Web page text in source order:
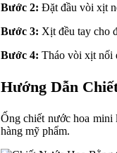
Bước 2: Đặt đầu vòi xịt
Bước 3: Xịt đều tay cho
Bước 4: Tháo vòi xịt nối
Hướng Dẫn
Ống chiết nước hoa mini
hàng mỹ phẩm.